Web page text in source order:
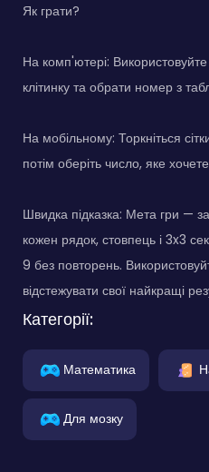
Як грати?
На комп'ютері:
клітинку та обрати номер з
На мобільному: Торкніться
потім оберіть число, яке
Швидка підказка: Мета гри —
кожен рядок, стовпець і 3x3
9 без повторень.
відстежувати свої найкращі
Категорії:
Математика
Для мозку